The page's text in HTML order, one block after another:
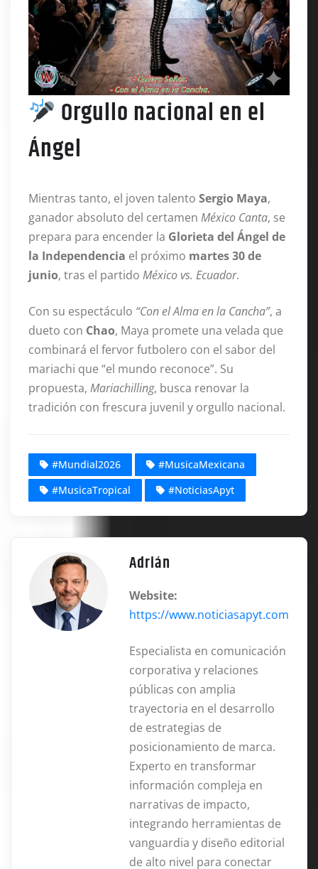
Orgullo nacional en el
Ángel
Mientras tanto, el joven talento Sergio Maya,
ganador absoluto del certamen México Canta, se
prepara para encender la Glorieta del Ángel de
la Independencia el próximo martes 30 de
junio, tras el partido México vs. Ecuador.
Con su espectáculo “Con el Alma en la Cancha”, a
dueto con Chao, Maya promete una velada que
combinará el fervor futbolero con el sabor del
mariachi que “el mundo reconoce”. Su
propuesta, Mariachilling, busca renovar la
tradición con frescura juvenil y orgullo nacional.
#Mundial2026
#MusicaMexicana
#MusicaTropical
#NoticiasApyt
Adrián
Website:
https://www.noticiasapyt.com
Especialista en comunicación
corporativa y relaciones
públicas con amplia
trayectoria en el desarrollo
de estrategias de
posicionamiento de marca.
Experto en transformar
información compleja en
narrativas de impacto,
integrando herramientas de
vanguardia y diseño editorial
de alto nivel para conectar